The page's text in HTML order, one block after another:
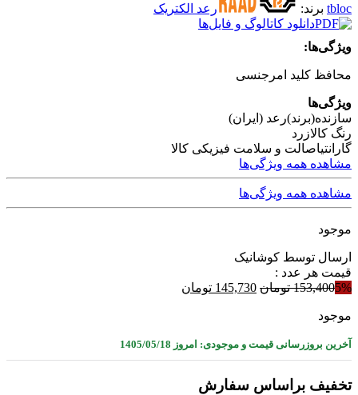
tbloc برند:
رعد الکتریک
دانلود کاتالوگ و فایل‌ها
ویژگی‌ها:
محافظ کلید امرجنسی
ویژگی‌ها
سازنده(برند)رعد (ایران)
رنگ کالازرد
گارانتیاصالت و سلامت فیزیکی کالا
مشاهده همه ویژگی‌ها
مشاهده همه ویژگی‌ها
موجود
ارسال توسط کوشانیک
قیمت هر عدد :
5%
153,400 تومان قیمت
145,730 تومان
موجود
آخرین بروزرسانی قیمت و موجودی: امروز 1405/05/18
تخفیف براساس سفارش